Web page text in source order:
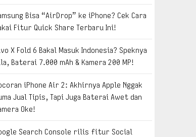
Bisa “AirDrop” ke iPhone? Cek Cara
Fitur Quick Share Terbaru Ini!
X Fold 6 Bakal Masuk Indonesia? Speknya
Baterai 7.000 mAh & Kamera 200 MP!
iPhone Air 2: Akhirnya Apple Nggak
Jual Tipis, Tapi Juga Baterai Awet dan
Oke!
Search Console rilis fitur Social